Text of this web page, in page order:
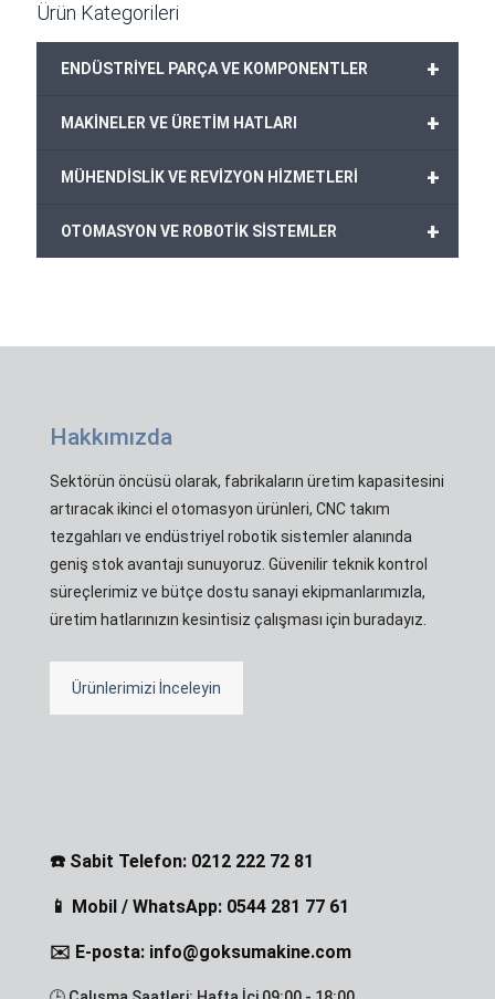
Ürün Kategorileri
+
ENDÜSTRİYEL PARÇA VE KOMPONENTLER
+
MAKİNELER VE ÜRETİM HATLARI
+
MÜHENDİSLİK VE REVİZYON HİZMETLERİ
+
OTOMASYON VE ROBOTİK SİSTEMLER
Hakkımızda
Sektörün öncüsü olarak, fabrikaların üretim kapasitesini
artıracak ikinci el otomasyon ürünleri, CNC takım
tezgahları ve endüstriyel robotik sistemler alanında
geniş stok avantajı sunuyoruz. Güvenilir teknik kontrol
süreçlerimiz ve bütçe dostu sanayi ekipmanlarımızla,
üretim hatlarınızın kesintisiz çalışması için buradayız.
Ürünlerimizi İnceleyin
☎️ Sabit Telefon: 0212 222 72 81
📱 Mobil / WhatsApp: 0544 281 77 61
✉️ E-posta: info@goksumakine.com